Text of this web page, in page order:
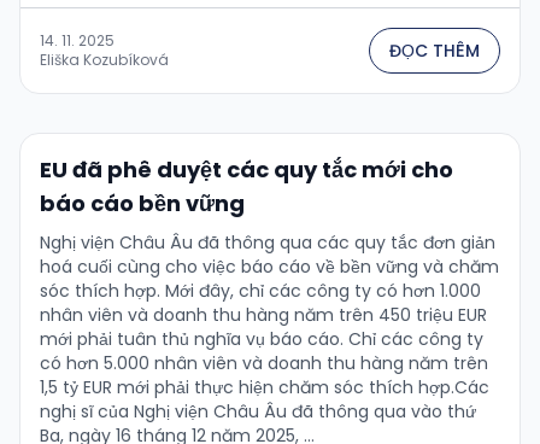
14. 11. 2025
Eliška Kozubíková
ĐỌC THÊM
EU đã phê duyệt các quy tắc mới cho
báo cáo bền vững
Nghị viện Châu Âu đã thông qua các quy tắc đơn giản
hoá cuối cùng cho việc báo cáo về bền vững và chăm
sóc thích hợp. Mới đây, chỉ các công ty có hơn 1.000
nhân viên và doanh thu hàng năm trên 450 triệu EUR
mới phải tuân thủ nghĩa vụ báo cáo. Chỉ các công ty
có hơn 5.000 nhân viên và doanh thu hàng năm trên
1,5 tỷ EUR mới phải thực hiện chăm sóc thích hợp.Các
nghị sĩ của Nghị viện Châu Âu đã thông qua vào thứ
Ba, ngày 16 tháng 12 năm 2025, …